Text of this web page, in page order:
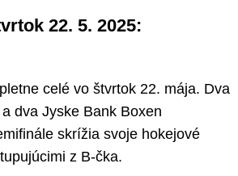
22. 5. 2025:
celé vo štvrtok 22. mája. Dva
dva Jyske Bank Boxen
skrížia svoje hokejové
z B-čka.